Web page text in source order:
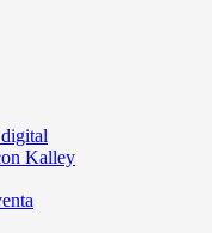
Kalley